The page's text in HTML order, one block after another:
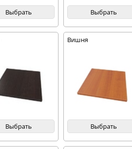
Выбрать Выбрать
Выбрать
Вишня
Выбрать